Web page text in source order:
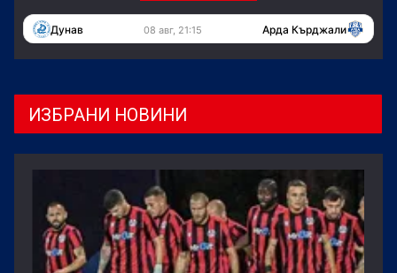
Дунав 08 авг, 21:15 Арда Кърджали
ИЗБРАНИ НОВИНИ